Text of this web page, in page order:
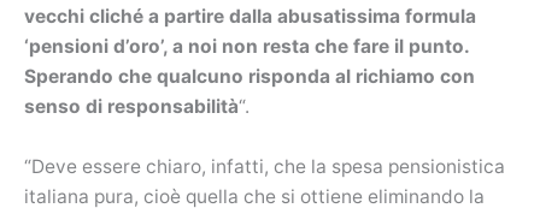
vecchi cliché a partire dalla abusatissima formula
‘pensioni d’oro’, a noi non resta che fare il punto.
Sperando che qualcuno risponda al richiamo con
senso di responsabilità“.
“Deve essere chiaro, infatti, che la spesa pensionistica
italiana pura, cioè quella che si ottiene eliminando la